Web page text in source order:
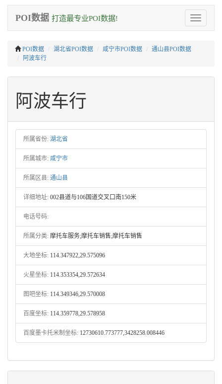
Toggle
navigation
POI数据 打造最专业POI数据!
POI数据 湖北省POI数据 咸宁市POI数据
通山县POI数据
阿波车行
阿波车行
所属省份: 湖北省
所属城市: 咸宁市
所属区县: 通山县
详细地址: 002县道与106国道交叉口南150米
电话号码:
所属分类: 摩托车服务;摩托车销售;摩托车销售
大地坐标: 114.347922,29.575096
火星坐标: 114.353354,29.572634
图吧坐标: 114.349346,29.570008
百度坐标: 114.359778,29.578958
百度墨卡托米制坐标: 12730610.773777,3428258.008446